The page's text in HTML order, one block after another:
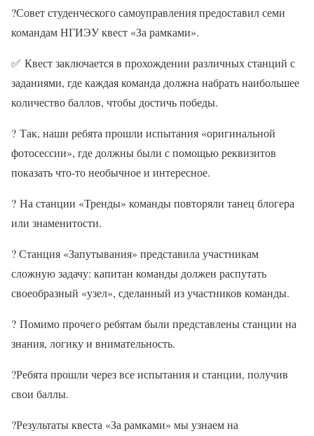
?Совет студенческого самоуправления предоставил семи
командам НГИЭУ квест «За рамками».
✅ Квест заключается в прохождении различных станций с
заданиями, где каждая команда должна набрать наибольшее
количество баллов, чтобы достичь победы.
? Так, наши ребята прошли испытания «оригинальной
фотосессии», где должны были с помощью реквизитов
показать что-то необычное и интересное.
? На станции «Тренды» команды повторяли танец блогера
или знаменитости.
? Станция «Запутывания» представила участникам
сложную задачу: капитан команды должен распутать
своеобразный «узел», сделанный из участников команды.
? Помимо прочего ребятам были представлены станции на
знания, логику и внимательность.
?Ребята прошли через все испытания и станции, получив
свои баллы.
?Результаты квеста «За рамками» мы узнаем на